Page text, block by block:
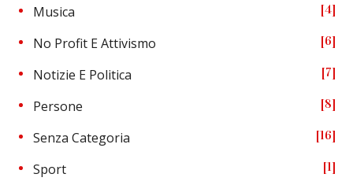
Musica 4
No Profit E Attivismo 6
Notizie E Politica 7
Persone 8
Senza Categoria 16
Sport 1